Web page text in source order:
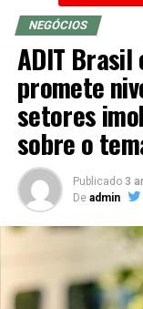
NEGÓCIOS
ADIT Brasil
promete
setores
sobre o
Publicado 3
De admin